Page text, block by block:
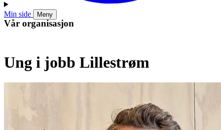
Min side Meny
Vår organisasjon
Ung i jobb Lillestrøm